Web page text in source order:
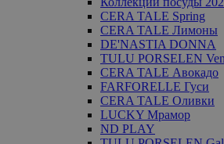
CERA TALE Spring
CERA TALE Лимоны
DE'NASTIA DONNA
TULU PORSELEN
CERA TALE Авокадо
FARFORELLE Гуси
CERA TALE Оливки
LUCKY Мрамор
ND PLAY